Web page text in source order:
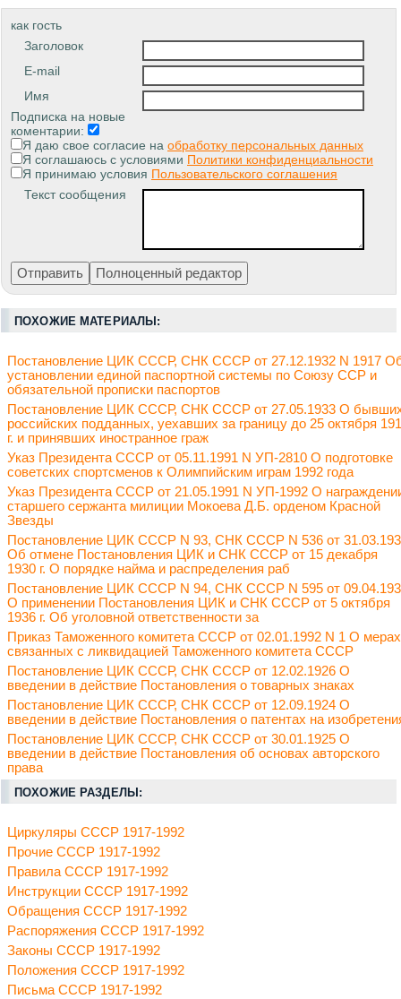
как гость
Заголовок
E-mail
Имя
Подписка на новые
коментарии:
Я даю свое согласие на обработку персональных данных
Я соглашаюсь с условиями Политики конфиденциальности
Я принимаю условия Пользовательского соглашения
Текст сообщения
ПОХОЖИЕ МАТЕРИАЛЫ:
Постановление ЦИК СССР, СНК СССР от 27.12.1932 N 1917
установлении единой паспортной системы по Союзу ССР и
обязательной прописки паспортов
Постановление ЦИК СССР, СНК СССР от 27.05.1933 О
российских подданных, уехавших за границу до 25 октября
г. и принявших иностранное граж
Указ Президента СССР от 05.11.1991 N УП-2810 О подготовке
советских спортсменов к Олимпийским играм 1992 года
Указ Президента СССР от 21.05.1991 N УП-1992 О
старшего сержанта милиции Мокоева Д.Б. орденом Красной
Звезды
Постановление ЦИК СССР N 93, СНК СССР N 536 от
Об отмене Постановления ЦИК и СНК СССР от 15 декабря
1930 г. О порядке найма и распределения раб
Постановление ЦИК СССР N 94, СНК СССР N 595 от
О применении Постановления ЦИК и СНК СССР от 5 октября
1936 г. Об уголовной ответственности за
Приказ Таможенного комитета СССР от 02.01.1992 N 1 О
связанных с ликвидацией Таможенного комитета СССР
Постановление ЦИК СССР, СНК СССР от 12.02.1926 О
введении в действие Постановления о товарных знаках
Постановление ЦИК СССР, СНК СССР от 12.09.1924 О
введении в действие Постановления о патентах на
Постановление ЦИК СССР, СНК СССР от 30.01.1925 О
введении в действие Постановления об основах авторского
права
ПОХОЖИЕ РАЗДЕЛЫ:
Циркуляры СССР 1917-1992
Прочие СССР 1917-1992
Правила СССР 1917-1992
Инструкции СССР 1917-1992
Обращения СССР 1917-1992
Распоряжения СССР 1917-1992
Законы СССР 1917-1992
Положения СССР 1917-1992
Письма СССР 1917-1992